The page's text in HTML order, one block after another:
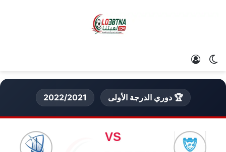
الوضع المظلم
🏆 دوري الدرجة الأولى 2022/2021
VS